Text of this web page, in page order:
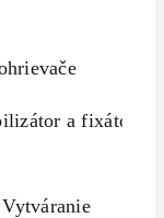
a fixátor